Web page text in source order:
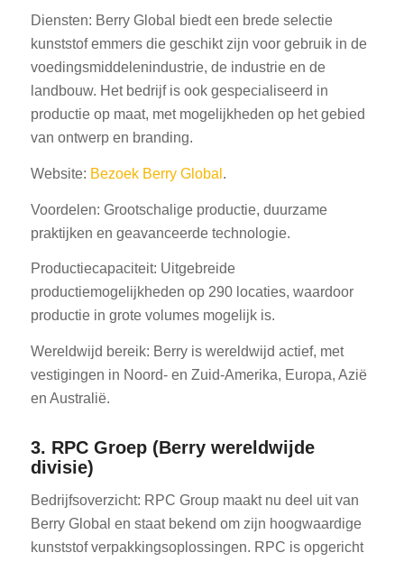
Diensten: Berry Global biedt een brede selectie
kunststof emmers die geschikt zijn voor gebruik in de
voedingsmiddelenindustrie, de industrie en de
landbouw. Het bedrijf is ook gespecialiseerd in
productie op maat, met mogelijkheden op het gebied
van ontwerp en branding.
Website: Bezoek Berry Global .
Voordelen: Grootschalige productie, duurzame
praktijken en geavanceerde technologie.
Productiecapaciteit: Uitgebreide
productiemogelijkheden op 290 locaties, waardoor
productie in grote volumes mogelijk is.
Wereldwijd bereik: Berry is wereldwijd actief, met
vestigingen in Noord- en Zuid-Amerika, Europa, Azië
en Australië.
3. RPC Groep (Berry wereldwijde
divisie)
Bedrijfsoverzicht: RPC Group maakt nu deel uit van
Berry Global en staat bekend om zijn hoogwaardige
kunststof verpakkingsoplossingen. RPC is opgericht